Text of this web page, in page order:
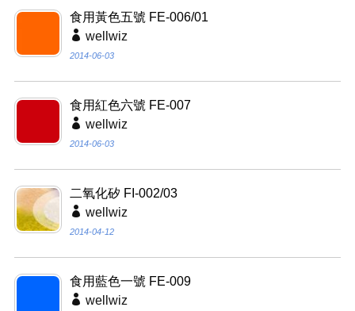
食用黃色五號 FE-006/01
wellwiz
2014-06-03
食用紅色六號 FE-007
wellwiz
2014-06-03
二氧化矽 FI-002/03
wellwiz
2014-04-12
食用藍色一號 FE-009
wellwiz